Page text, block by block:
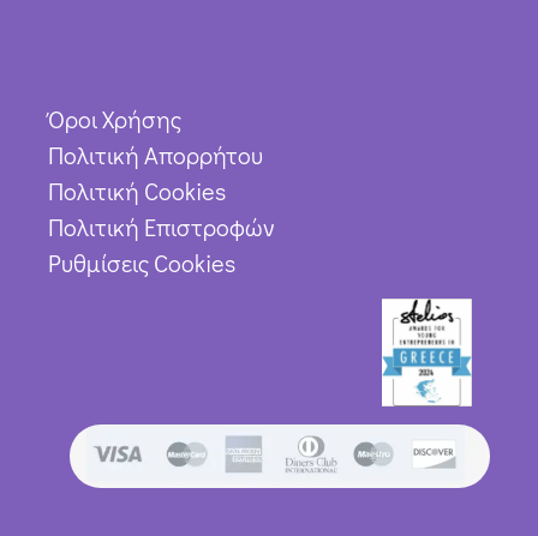
Όροι Χρήσης
Πολιτική Απορρήτου
Πολιτική Cookies
Πολιτική Επιστροφών
Ρυθμίσεις Cookies